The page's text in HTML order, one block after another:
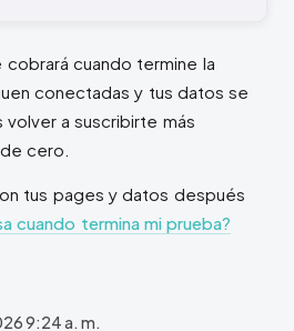
cuando termine la
conectadas y tus datos se
a suscribirte más
cero.
tus pages y datos después
cuando termina mi prueba?
9:24 a. m.